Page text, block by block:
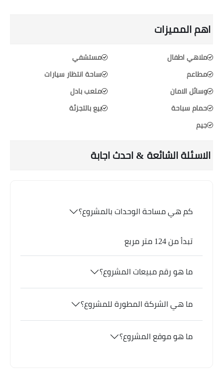
اهم المميزات
ملاهي اطفال
مطاعم
وسائل الامان
حمام سباحة
جيم
مستشفي
ساحة انتظار سيارات
ملعب بادل
بيع بالتجزئة
الاسئلة الشائعة & احدث اجابة
كم هي مساحة الوحدات بالمشروع؟
تبدأ من 124 متر مربع
ما هو رقم مبيعات المشروع؟
ما هي الشركة المطورة للمشروع؟
ما هو موقع المشروع؟